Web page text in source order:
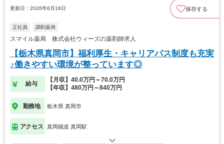
更新日：2026年6月18日 保存する
正社員 調剤薬局
スマイル薬局 株式会社ウィーズの薬剤師求人
【栃木県真岡市】福利厚生・キャリアパス制度も充実
♪働きやすい環境が整っています◎
給与
【月収】40.0万円～70.0万円
【年収】480万円～840万円
勤務地 栃木県 真岡市
アクセス 真岡鐵道 真岡駅